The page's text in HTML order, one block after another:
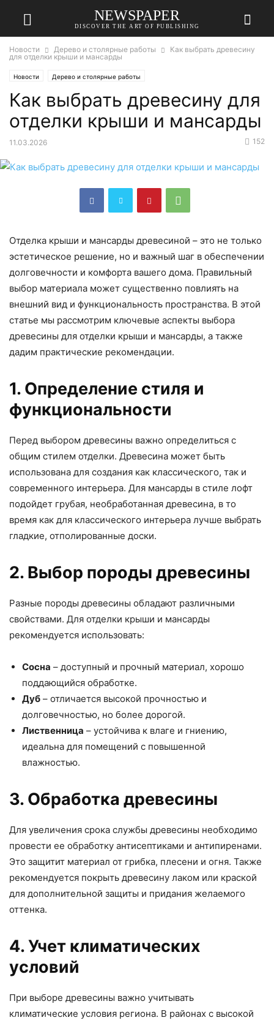
NEWSPAPER
DISCOVER THE ART OF PUBLISHING
Новости Дерево и столярные работы
Как выбрать древесину
для отделки крыши и мансарды
Новости Дерево и столярные работы
Как выбрать древесину для
отделки крыши и мансарды
11.03.2026 152
Отделка крыши и мансарды древесиной – это не только
эстетическое решение, но и важный шаг в обеспечении
долговечности и комфорта вашего дома. Правильный
выбор материала может существенно повлиять на
внешний вид и функциональность пространства. В этой
статье мы рассмотрим ключевые аспекты выбора
древесины для отделки крыши и мансарды, а также
дадим практические рекомендации.
1. Определение стиля и
функциональности
Перед выбором древесины важно определиться с
общим стилем отделки. Древесина может быть
использована для создания как классического, так и
современного интерьера. Для мансарды в стиле лофт
подойдет грубая, необработанная древесина, в то
время как для классического интерьера лучше выбрать
гладкие, отполированные доски.
2. Выбор породы древесины
Разные породы древесины обладают различными
свойствами. Для отделки крыши и мансарды
рекомендуется использовать:
Сосна – доступный и прочный материал, хорошо
поддающийся обработке.
Дуб – отличается высокой прочностью и
долговечностью, но более дорогой.
Лиственница – устойчива к влаге и гниению,
идеальна для помещений с повышенной
влажностью.
3. Обработка древесины
Для увеличения срока службы древесины необходимо
провести ее обработку антисептиками и антипиренами.
Это защитит материал от грибка, плесени и огня. Также
рекомендуется покрыть древесину лаком или краской
для дополнительной защиты и придания желаемого
оттенка.
4. Учет климатических
условий
При выборе древесины важно учитывать
климатические условия региона. В районах с высокой